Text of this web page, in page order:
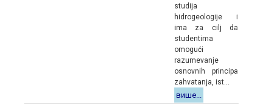
studija
hidrogeologije i
ima za cilj da
studentima
omogući
razumevanje
osnovnih principa
zahvatanja, ist...
више...